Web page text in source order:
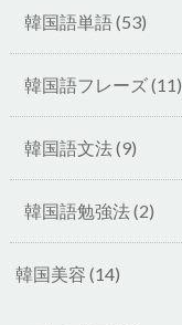
韓国語単語(53)
韓国語フレーズ(11)
韓国語文法(9)
韓国語勉強法(2)
韓国美容 (14)